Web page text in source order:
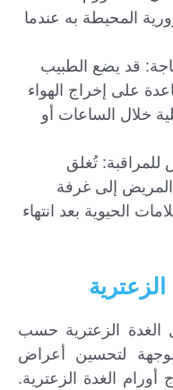
المحيطة به عندما
قد يضع الطبيب
على إخراج الهواء
خلال الساعات أو
تُغلق
المريض إلى غرفة
الحيوية بعد انتهاء
الغدة الزعترية حسب
لتحسين أعراض
أورام الغدة الزعترية.